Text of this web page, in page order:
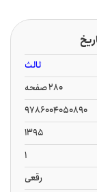
ثالث
280 صفحه
9786004050890
1395
1
رقعی